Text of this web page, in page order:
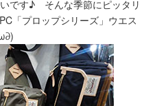
です♪ そんな季節にピッタリ
「プロップシリーズ」ウエス